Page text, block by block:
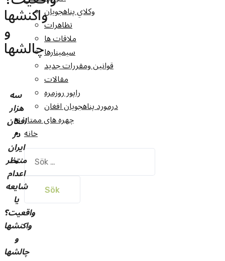
وکلاي پناهجويان
تظاهرات
ملاقات ها
سيمينارها
قوانين ومقررات جديد
مقالات
راپور روزمره
درمورد پناهجويان افغان
چهره های ممتاز
خانه
Sök
efter:
واکنشها
و
چالشها
سه
هزار
افغان
در
ایران
منتظر
اعدام
شایعه
یا
واقعیت؟
واکنشها
و
چالشها